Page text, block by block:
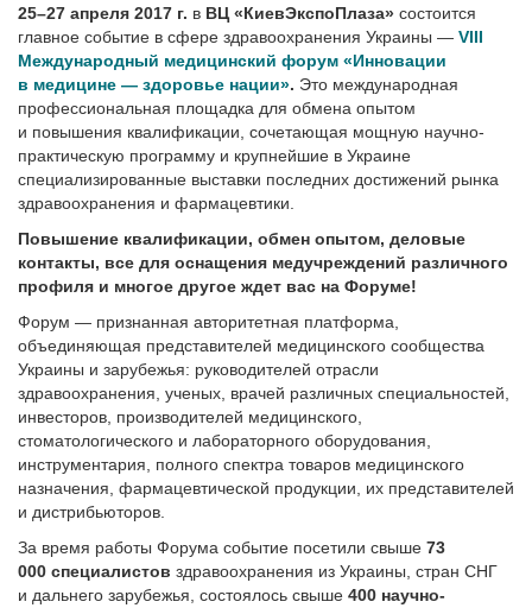
25–27 апреля 2017 г. в ВЦ «КиевЭкспоПлаза» состоится
главное событие в сфере здравоохранения Украины — VIII
Международный медицинский форум «Инновации
в медицине — здоровье нации». Это международная
профессиональная площадка для обмена опытом
и повышения квалификации, сочетающая мощную научно-
практическую программу и крупнейшие в Украине
специализированные выставки последних достижений рынка
здравоохранения и фармацевтики.
Повышение квалификации, обмен опытом, деловые
контакты, все для оснащения медучреждений различного
профиля и многое другое ждет вас на Форуме!
Форум — признанная авторитетная платформа,
объединяющая представителей медицинского сообщества
Украины и зарубежья: руководителей отрасли
здравоохранения, ученых, врачей различных специальностей,
инвесторов, производителей медицинского,
стоматологического и лабораторного оборудования,
инструментария, полного спектра товаров медицинского
назначения, фармацевтической продукции, их представителей
и дистрибьюторов.
За время работы Форума событие посетили свыше 73
000 специалистов здравоохранения из Украины, стран СНГ
и дальнего зарубежья, состоялось свыше 400 научно-